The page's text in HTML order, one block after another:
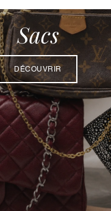
Sacs
DÉCOUVRIR